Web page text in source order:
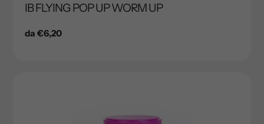
IB FLYING POP UP WORM UP
Prezzo
da €6,20